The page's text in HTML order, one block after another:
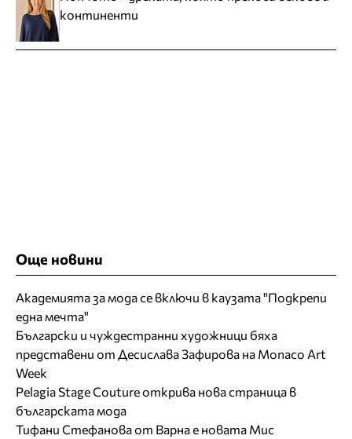
континенти
Още новини
Академията за мода се включи в каузата "Подкрепи
една мечта"
Български и чуждестранни художници бяха
представени от Десислава Зафирова на Monaco Art
Week
Pelagia Stage Couture открива нова страница в
българската мода
Тифани Стефанова от Варна е новата Мис